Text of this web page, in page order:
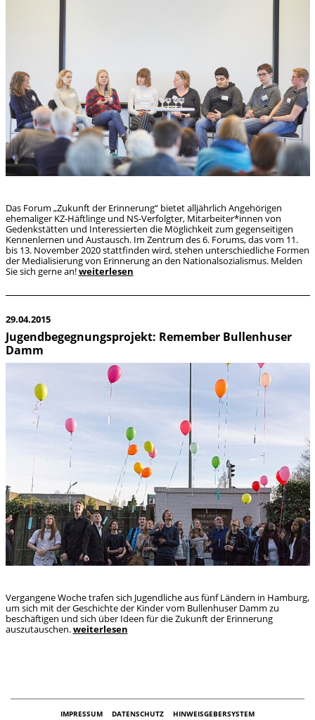
Das Forum „Zukunft der Erinnerung“ bietet alljährlich Angehörigen
ehemaliger KZ-Häftlinge und NS-Verfolgter, Mitarbeiter*innen von
Gedenkstätten und Interessierten die Möglichkeit zum gegenseitigen
Kennenlernen und Austausch. Im Zentrum des 6. Forums, das vom 11.
bis 13. November 2020 stattfinden wird, stehen unterschiedliche Formen
der Medialisierung von Erinnerung an den Nationalsozialismus. Melden
Sie sich gerne an!weiterlesen
29.04.2015
Jugendbegegnungsprojekt: Remember Bullenhuser
Damm
Vergangene Woche trafen sich Jugendliche aus fünf Ländern in Hamburg,
um sich mit der Geschichte der Kinder vom Bullenhuser Damm zu
beschäftigen und sich über Ideen für die Zukunft der Erinnerung
auszutauschen.weiterlesen
IMPRESSUM DATENSCHUTZ HINWEISGEBERSYSTEM